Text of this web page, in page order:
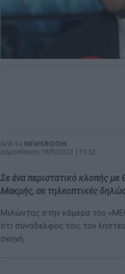
Από το NEWSROOM
Δημοσίευση 18/9/2023 | 11:52
Σε ένα περιστατικό κλοπής με
Μακρής, σε τηλεοπτικές
Μιλώντας στην κάμερα του
ότι συνάδελφός του, τον
σκηνή.